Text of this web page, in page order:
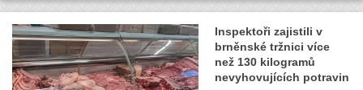
Inspektoři zajistili v
brněnské tržnici více
než 130 kilogramů
nevyhovujících potravin